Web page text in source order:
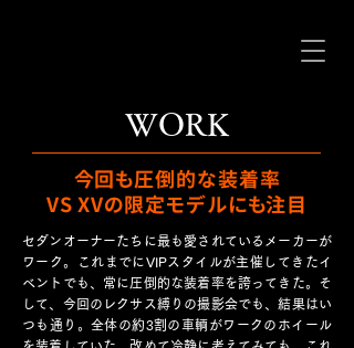
WORK
今回も圧倒的な装着率
VS XVの限定モデルにも注目
セダンオーナーたちに最も愛されているメーカーが
ワーク。これまでにVIPスタイルが主催してきたイ
ベントでも、常に圧倒的な装着率を誇ってきた。そ
して、今回のレクサス縛りの撮影会でも、結果はい
つも通り。全体の約3割の車輌がワークのホイール